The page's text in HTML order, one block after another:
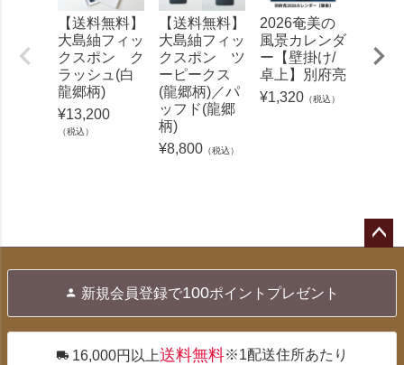
【送料無料】
大島紬フィッ
クスポン ク
ラッシュ(白
龍郷柄)
¥13,200
（税込）
【送料無料】
大島紬フィッ
クスポン ツ
ーピークス
(龍郷柄)／パ
ッフド(龍郷
柄)
¥8,800 （税込）
2026奄美の
風景カレンダ
ー【壁掛け/
卓上】別府亮
¥1,320 （税込）
高級
新規会員登録で100ポイントプレゼント
16,000円以上送料無料※1配送住所あたり